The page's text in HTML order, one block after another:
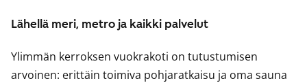
Lähellä meri, metro ja kaikki palvelut
Ylimmän kerroksen vuokrakoti on tutustumisen
arvoinen: erittäin toimiva pohjaratkaisu ja oma sauna